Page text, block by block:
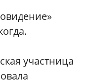
участница